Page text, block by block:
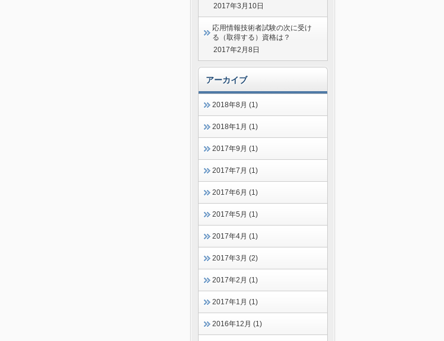
2017年3月10日
応用情報技術者試験の次に受け
る（取得する）資格は？
2017年2月8日
アーカイブ
2018年8月 (1)
2018年1月 (1)
2017年9月 (1)
2017年7月 (1)
2017年6月 (1)
2017年5月 (1)
2017年4月 (1)
2017年3月 (2)
2017年2月 (1)
2017年1月 (1)
2016年12月 (1)